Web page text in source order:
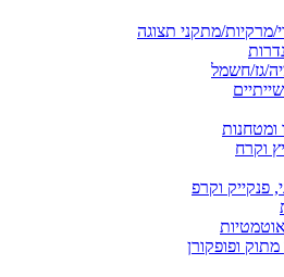
מרקיות/מתקני תצוגה
גז/חשמל
ומטחנות
וקרח
פנקייק וקרפ
ופופקורן